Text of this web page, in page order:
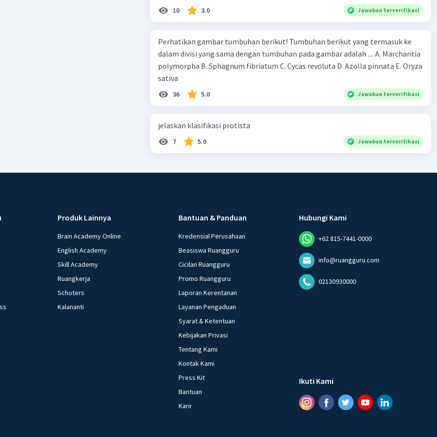
10 3.0 Jawaban terverifikasi
Perhatikan gambar tumbuhan berikut! Tumbuhan berikut yang termasuk ke
dalam divisi yang sama dengan tumbuhan pada gambar adalah .... A. Marchantia
polymorpha B. Sphagnum fibriatum C. Cycas revoluta D. Azolla pinnata E. Oryza
sativa
36 5.0 Jawaban terverifikasi
jelaskan klasifikasi protista
7 5.0 Jawaban terverifikasi
Produk Lainnya
Brain Academy Online
English Academy
Skill Academy
Ruangkerja
Schoters
Kalananti
Bantuan & Panduan
Kredensial Perusahaan
Beasiswa Ruangguru
Cicilan Ruangguru
Promo Ruangguru
Laporan Kerentanan
Layanan Pengaduan
Syarat & Ketentuan
Kebijakan Privasi
Tentang Kami
Kontak Kami
Press Kit
Bantuan
Karir
Hubungi Kami
+62 815-7441-0000
info@ruangguru.com
02130930000
Ikuti Kami